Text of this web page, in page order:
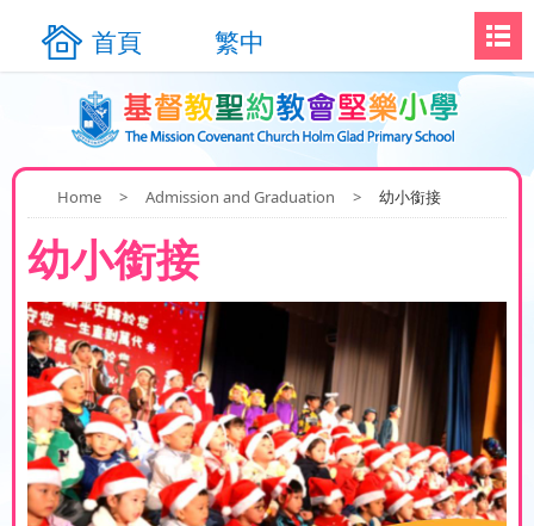
首頁 繁中
Home > Admission and Graduation > 幼小銜接
幼小銜接